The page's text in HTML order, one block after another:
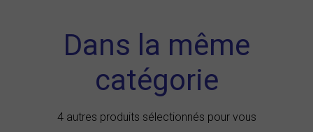
Dans la même
catégorie
4 autres produits sélectionnés pour vous